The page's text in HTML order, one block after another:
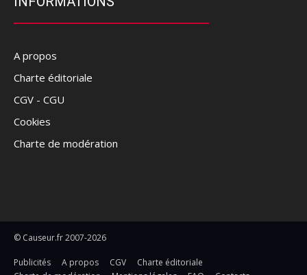
A propos
Charte éditoriale
CGV - CGU
Cookies
Charte de modération
© Causeur.fr 2007-2026
Publicités A propos CGV
Charte éditoriale